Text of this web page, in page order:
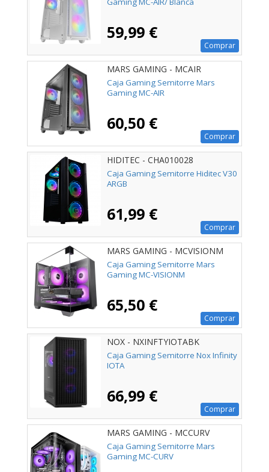
59,99 €
Comprar
MARS GAMING - MCAIR
Caja Gaming Semitorre Mars
Gaming MC-AIR
60,50 €
Comprar
HIDITEC - CHA010028
Caja Gaming Semitorre Hiditec V30
ARGB
61,99 €
Comprar
MARS GAMING - MCVISIONM
Caja Gaming Semitorre Mars
Gaming MC-VISIONM
65,50 €
Comprar
NOX - NXINFTYIOTABK
Caja Gaming Semitorre Nox Infinity
IOTA
66,99 €
Comprar
MARS GAMING - MCCURV
Caja Gaming Semitorre Mars
Gaming MC-CURV